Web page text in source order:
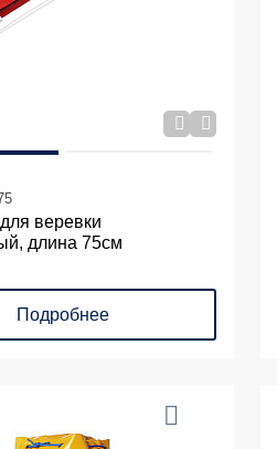
веревки
длина 75см
Подробнее